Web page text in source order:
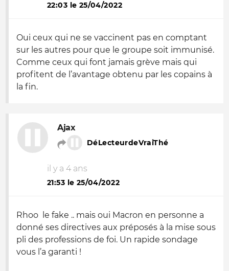
22:03 le 25/04/2022
Oui ceux qui ne se vaccinent pas en comptant
sur les autres pour que le groupe soit immunisé.
Comme ceux qui font jamais grève mais qui
profitent de l’avantage obtenu par les copains à
la fin.
Ajax
DéLecteurdeVraiThé
il y a 4 ans
21:53 le 25/04/2022
Rhoo le fake .. mais oui Macron en personne a
donné ses directives aux préposés à la mise sous
pli des professions de foi. Un rapide sondage
vous l’a garanti !